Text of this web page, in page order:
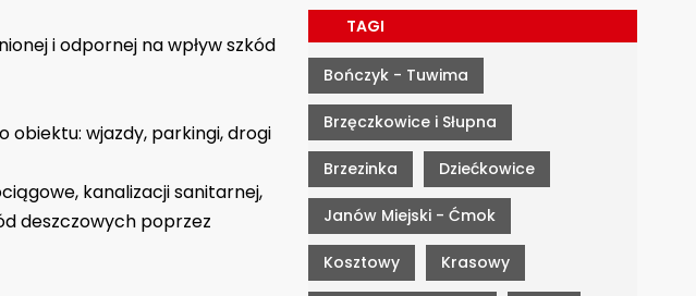
i odpornej na wpływ szkód
obiektu: wjazdy, parkingi, drogi
kanalizacji sanitarnej,
deszczowych poprzez
TAGI
Bończyk - Tuwima
Brzęczkowice i Słupna
Brzezinka Dziećkowice
Janów Miejski - Ćmok
Kosztowy Krasowy